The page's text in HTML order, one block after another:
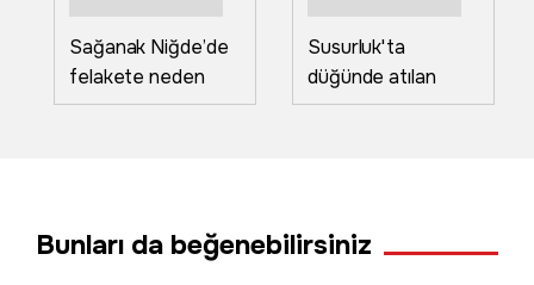
Sağanak Niğde’de
felakete neden
oldu: Sele kapılan 6
Susurluk'ta
düğünde atılan
havai fişekler
Bunları da beğenebilirsiniz